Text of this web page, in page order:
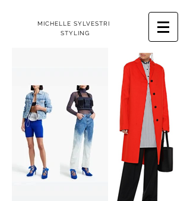
MICHELLE SYLVESTRI
STYLING